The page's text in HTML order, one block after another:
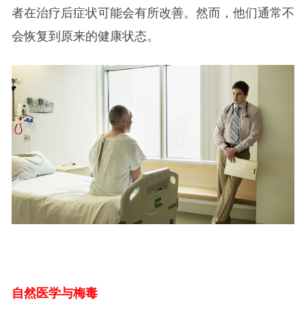
者在治疗后症状可能会有所改善。然而，他们通常不
会恢复到原来的健康状态。
自然医学与梅毒